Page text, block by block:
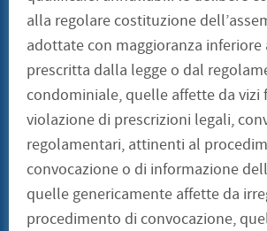
alla regolare costituzione
adottate con maggioranza inferiore
prescritta dalla legge o dal
condominiale, quelle affette da vizi
violazione di prescrizioni legali,
regolamentari, attinenti al
convocazione o di informazione
quelle genericamente affette da
procedimento di convocazione,